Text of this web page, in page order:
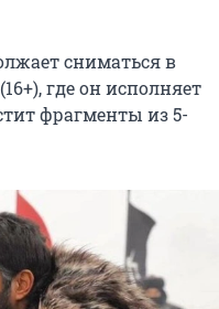
сниматься в
где он исполняет
фрагменты из 5-